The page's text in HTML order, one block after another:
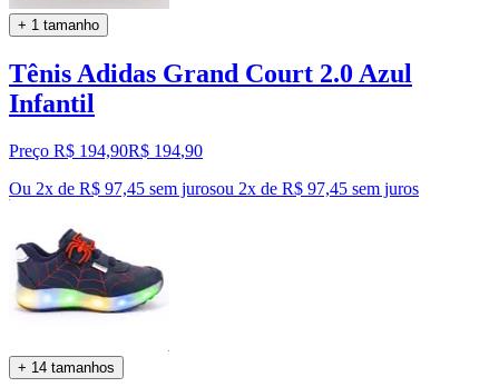
+ 1 tamanho
Tênis Adidas Grand Court 2.0 Azul
Infantil
Preço R$ 194,90R$ 194,90
Ou 2x de R$ 97,45 sem jurosou 2x de R$ 97,45 sem juros
+ 14 tamanhos